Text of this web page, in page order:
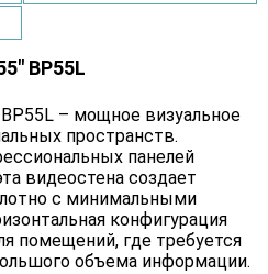
BP55L
– мощное визуальное
пространств.
панелей
видеостена создает
с минимальными
конфигурация
помещений, где требуется
объема информации.